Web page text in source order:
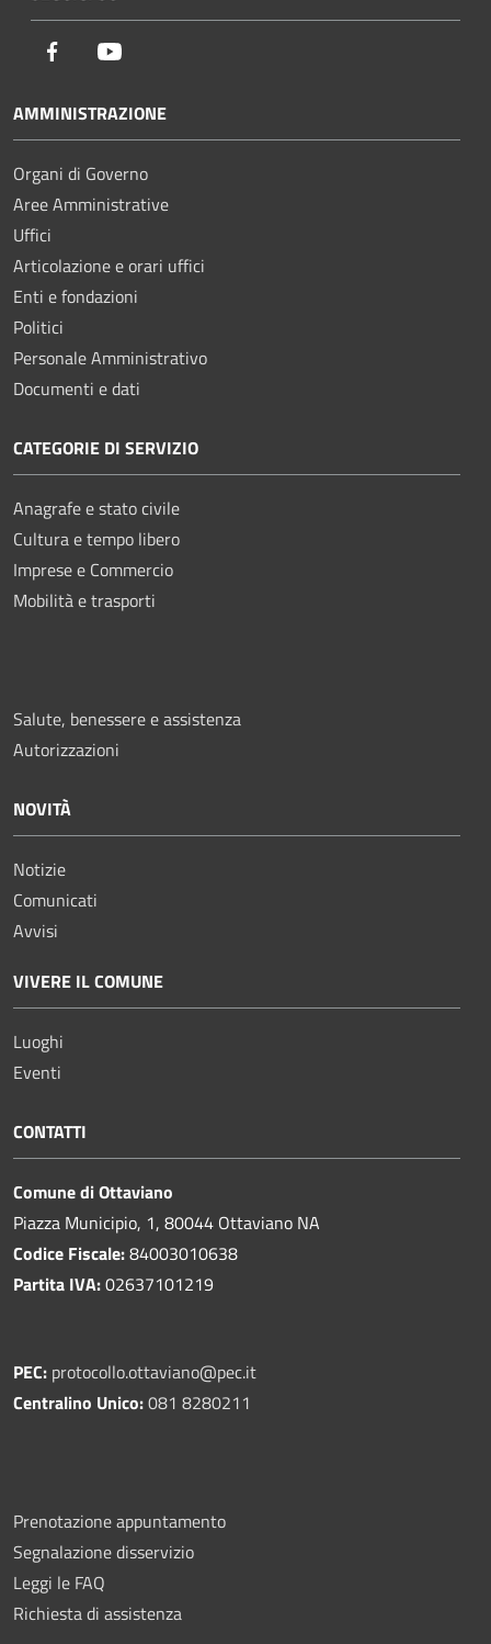
Facebook
AMMINISTRAZIONE
Organi di Governo
Aree Amministrative
Uffici
Articolazione e orari uffici
Enti e fondazioni
Politici
Personale Amministrativo
Documenti e dati
CATEGORIE DI SERVIZIO
Anagrafe e stato civile
Cultura e tempo libero
Imprese e Commercio
Mobilità e trasporti
Salute, benessere e assistenza
Autorizzazioni
NOVITÀ
Notizie
Comunicati
Avvisi
VIVERE IL COMUNE
Luoghi
Eventi
CONTATTI
Comune di Ottaviano
Piazza Municipio, 1, 80044 Ottaviano NA
Codice Fiscale:84003010638
Partita IVA:02637101219
PEC: protocollo.ottaviano@pec.it
Centralino Unico:081 8280211
Prenotazione appuntamento
Segnalazione disservizio
Leggi le FAQ
Richiesta di assistenza